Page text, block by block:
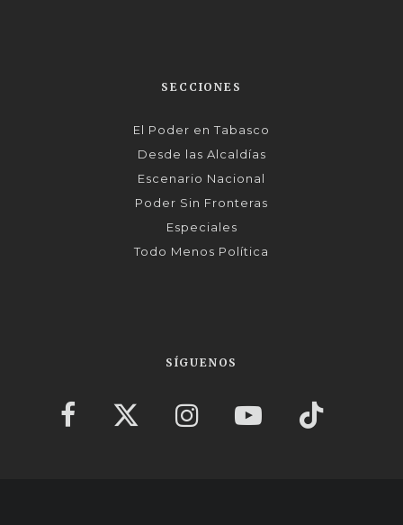
SECCIONES
El Poder en Tabasco
Desde las Alcaldías
Escenario Nacional
Poder Sin Fronteras
Especiales
Todo Menos Política
SÍGUENOS